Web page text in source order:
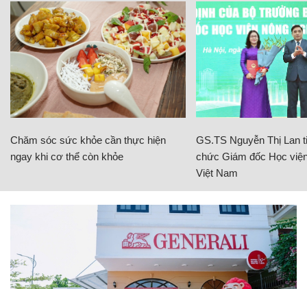
Chăm sóc sức khỏe cần thực hiện
ngay khi cơ thể còn khỏe
GS.TS Nguyễn Thị Lan
chức Giám đốc Học
Việt Nam